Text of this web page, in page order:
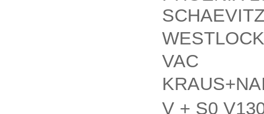
VAC
V + S0